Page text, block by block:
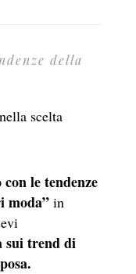
della
scelta
le tendenze
moda” in
sui trend di